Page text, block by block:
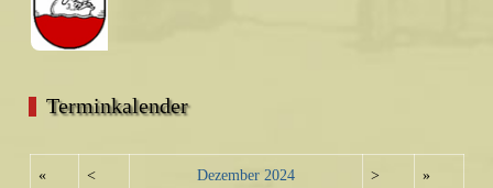
Terminkalender
« < Dezember 2024 > »